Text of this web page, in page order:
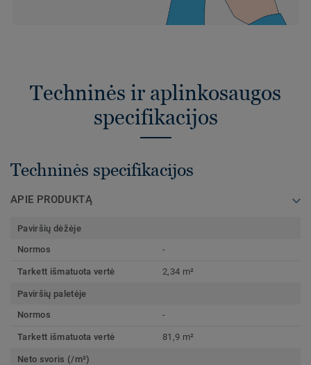
Techninės ir aplinkosaugos
specifikacijos
Techninės specifikacijos
APIE PRODUKTĄ
Paviršių dėžėje
Normos
-
Tarkett išmatuota vertė 2,34 m²
Paviršių paletėje
Normos
-
Tarkett išmatuota vertė 81,9 m²
Neto svoris (/m²)